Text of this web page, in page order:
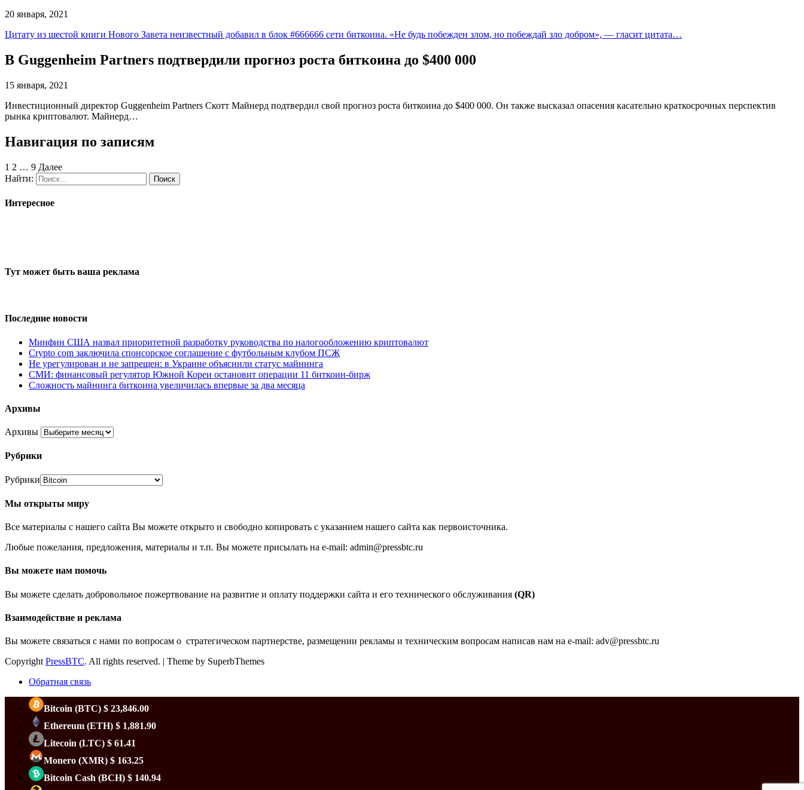
20 января, 2021
Цитату из шестой книги Нового Завета неизвестный добавил в блок #666666 сети биткоина. «Не будь побежден злом, но побеждай зло добром», — гласит цитата…
В Guggenheim Partners подтвердили прогноз роста биткоина до $400 000
15 января, 2021
Инвестиционный директор Guggenheim Partners Скотт Майнерд подтвердил свой прогноз роста биткоина до $400 000. Он также высказал опасения касательно краткосрочных перспектив
рынка криптовалют. Майнерд…
Навигация по записям
1 2 … 9 Далее
Найти:
Интересное
Тут может быть ваша реклама
Последние новости
Минфин США назвал приоритетной разработку руководства по налогообложению криптовалют
Crypto com заключила спонсорское соглашение с футбольным клубом ПСЖ
Не урегулирован и не запрещен: в Украине объяснили статус майнинга
СМИ: финансовый регулятор Южной Кореи остановит операции 11 биткоин-бирж
Сложность майнинга биткоина увеличилась впервые за два месяца
Архивы
Архивы
Рубрики
Рубрики
Мы открыты миру
Все материалы с нашего сайта Вы можете открыто и свободно копировать с указанием нашего сайта как первоисточника.
Любые пожелания, предложения, материалы и т.п. Вы можете присылать на e-mail: admin@pressbtc.ru
Вы можете нам помочь
Вы можете сделать добровольное пожертвование на развитие и оплату поддержки сайта и его технического обслуживания (QR)
Взаимодействие и реклама
Вы можете связаться с нами по вопросам о стратегическом партнерстве, размещении рекламы и техническим вопросам написав нам на e-mail: adv@pressbtc.ru
Copyright PressBTC. All rights reserved. | Theme by SuperbThemes
Обратная связь
Bitcoin (BTC) $ 23,846.00
Ethereum (ETH) $ 1,881.90
Litecoin (LTC) $ 61.41
Monero (XMR) $ 163.25
Bitcoin Cash (BCH) $ 140.94